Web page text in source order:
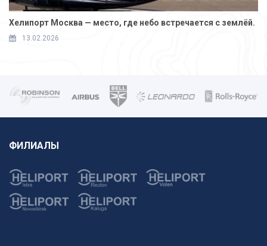
Хелипорт Москва — место, где небо встречается с землёй.
13.02.2026
ФИЛИАЛЫ